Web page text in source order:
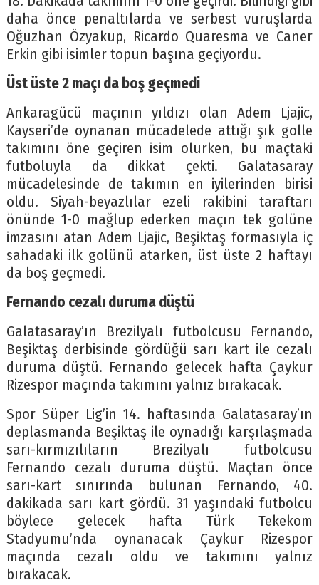
daha önce penaltılarda ve serbest vuruşlarda
Oğuzhan Özyakup, Ricardo Quaresma ve Caner
Erkin gibi isimler topun başına geçiyordu.
Üst üste 2 maçı da boş geçmedi
Ankaragücü maçının yıldızı olan Adem Ljajic,
Kayseri’de oynanan mücadelede attığı şık golle
takımını öne geçiren isim olurken, bu maçtaki
futboluyla da dikkat çekti. Galatasaray
mücadelesinde de takımın en iyilerinden birisi
oldu. Siyah-beyazlılar ezeli rakibini taraftarı
önünde 1-0 mağlup ederken maçın tek golüne
imzasını atan Adem Ljajic, Beşiktaş formasıyla iç
sahadaki ilk golünü atarken, üst üste 2 haftayı
da boş geçmedi.
Fernando cezalı duruma düştü
Galatasaray’ın Brezilyalı futbolcusu Fernando,
Beşiktaş derbisinde gördüğü sarı kart ile cezalı
duruma düştü. Fernando gelecek hafta Çaykur
Rizespor maçında takımını yalnız bırakacak.
Spor Süper Lig’in 14. haftasında Galatasaray’ın
deplasmanda Beşiktaş ile oynadığı karşılaşmada
sarı-kırmızılıların Brezilyalı futbolcusu
Fernando cezalı duruma düştü. Maçtan önce
sarı-kart sınırında bulunan Fernando, 40.
dakikada sarı kart gördü. 31 yaşındaki futbolcu
böylece gelecek hafta Türk Tekekom
Stadyumu’nda oynanacak Çaykur Rizespor
maçında cezalı oldu ve takımını yalnız
bırakacak.